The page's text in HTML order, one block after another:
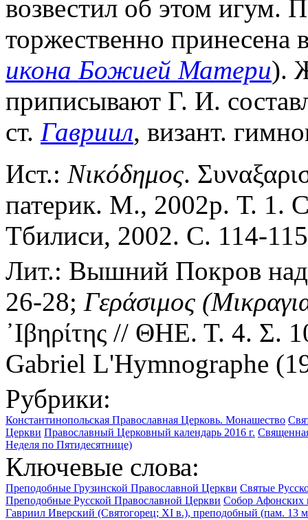
возвестил об этом игум.
торжественно принесена
икона Божией Матери).
приписывают Г. И.
ст. Гавриил, визант.
Ист.: Νικόδημος.
патерик. М., 2002р. Т. 1.
Тбилиси, 2002. С. 114-
Лит.: Вышний Покров
26-28; Γεράσιμος
᾿Ιβηρίτης // ΘΗΕ. Τ. 4. Σ.
Gabriel L'Hymnographe
Рубрики:
Константинопольская Православная Церковь. Монашество
Церкви Православный Церковный календарь 2016 г.
Неделя по Пятидесятнице)
Ключевые слова:
Преподобные Грузинской Православной Церкви Святые
Преподобные Русской Православной Церкви Собор Афонских
Гавриил Иверский (Святогорец; ХI в.), преподобный (пам. 13